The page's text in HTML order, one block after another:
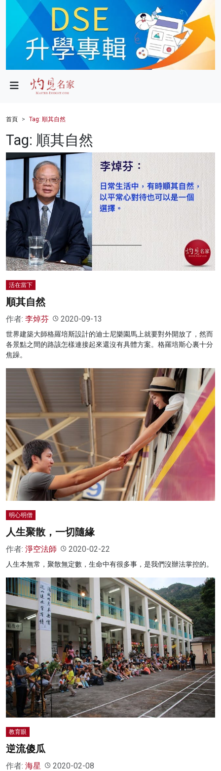
政局
財經
健康
商業
科技
影片
名家榜
灼見活動
首頁 Tag: 順其自然
Tag: 順其自然
活在當下
順其自然
作者: 李焯芬 2020-09-13
世界建築大師格羅培斯設計的迪士尼樂園馬上就要對外開放了，然而
各景點之間的路該怎樣連接起來還沒有具體方案。格羅培斯心裏十分
焦躁。
明心明僧
人生聚散，一切隨緣
作者: 淨空法師 2020-02-22
人生本無常，聚散無定數，生命中有很多事，是我們沒辦法掌控的。
教育眼
逆流傻瓜
作者: 海星 2020-02-08